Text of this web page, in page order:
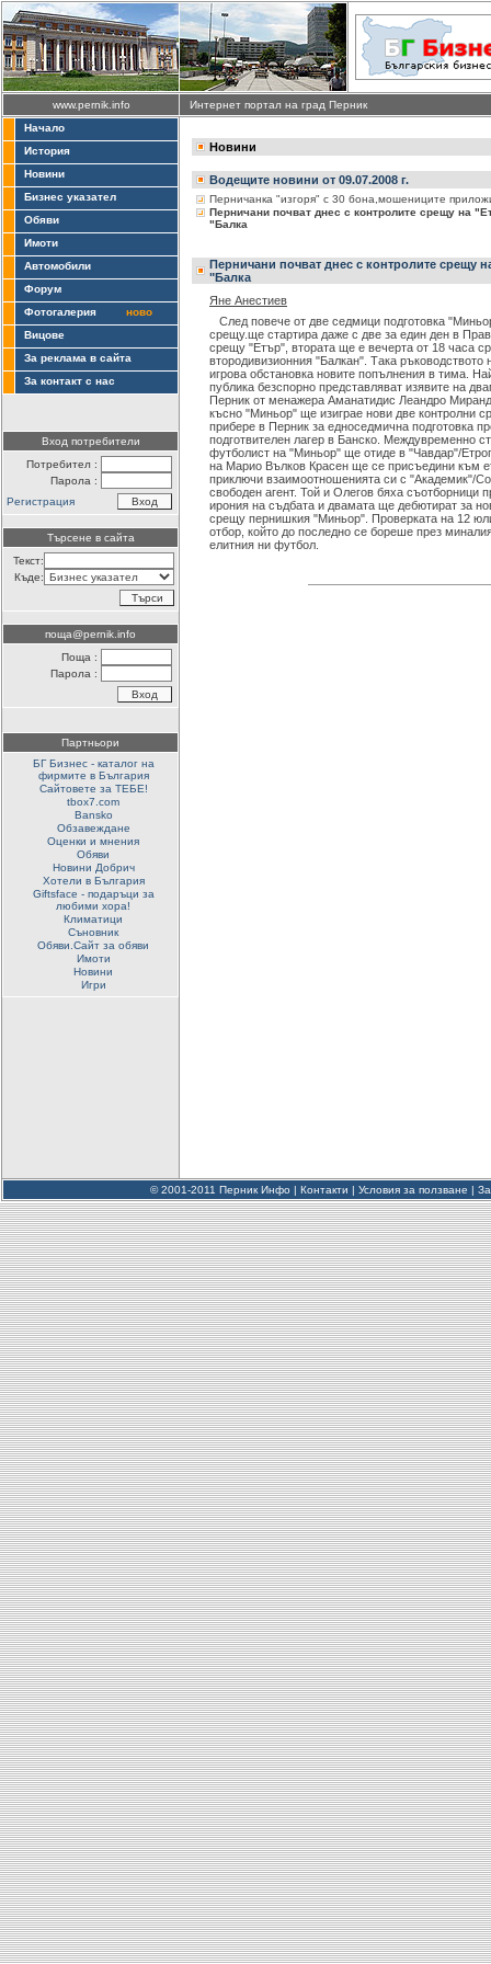
www.pernik.info
Интернет портал на град Перник
Начало
История
Новини
Бизнес указател
Обяви
Имоти
Автомобили
Форум
Фотогалерия
ново
Вицове
За реклама в сайта
За контакт с нас
Вход потребители
Потребител :
Парола :
Регистрация
Търсене в сайта
Текст:
Къде:
поща@pernik.info
Поща :
Парола :
Партньори
БГ Бизнес - каталог на
фирмите в България
Сайтовете за ТЕБЕ!
tbox7.com
Bansko
Обзавеждане
Оценки и мнения
Обяви
Новини Добрич
Хотели в България
Giftsface - подаръци за
любими хора!
Климатици
Съновник
Обяви.Сайт за обяви
Имоти
Новини
Игри
Новини
Водещите новини от 09.07.2008 г.
Перничанка "изгоря" с 30 бона,мошениците
Перничани почват днес с контролите срещу на
"Балка
Перничани почват днес с контролите срещу
"Балка
Яне Анестиев
След повече от две седмици подготовка
срещу.ще стартира даже с две за един ден в
срещу "Етър", втората ще е вечерта от 18 часа
втородивизионния "Балкан". Така
игрова обстановка новите попълнения в тима.
публика безспорно представляват изявите на
Перник от менажера Аманатидис Леандро
късно "Миньор" ще изиграе нови две контролни
прибере в Перник за едноседмична подготовка
подготвителен лагер в Банско. Междувременно
футболист на "Миньор" ще отиде в "Чавдар"/
на Марио Вълков Красен ще се присъедини към
приключи взаимоотношенията си с "Академик"/
свободен агент. Той и Олегов бяха съотборници
ирония на съдбата и двамата ще дебютират за
срещу пернишкия "Миньор". Проверката на 12
отбор, който до последно се бореше през
елитния ни футбол.
© 2001-2011 Перник Инфо | Контакти | Условия за ползване |